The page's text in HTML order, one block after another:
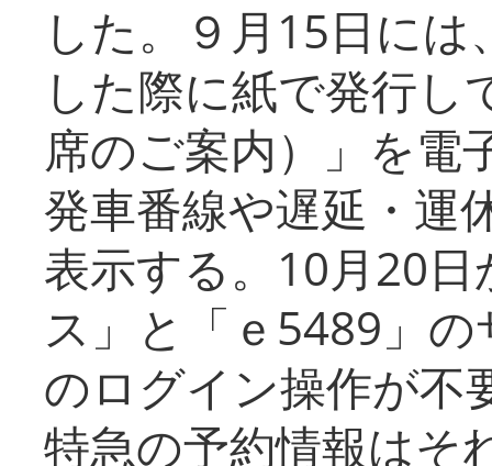
した。９月15日に
した際に紙で発行し
席のご案内）」を電
発車番線や遅延・運
表示する。10月20
ス」と「ｅ5489」
のログイン操作が不
特急の予約情報はそ